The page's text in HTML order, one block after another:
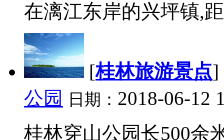
在漓江东岸的兴坪镇,
[桂林旅游景点]
公园
日期： 2018-06-12
桂林穿山公园长500余